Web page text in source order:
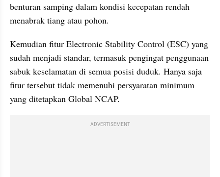
benturan samping dalam kondisi kecepatan rendah
menabrak tiang atau pohon.
Kemudian fitur Electronic Stability Control (ESC) yang
sudah menjadi standar, termasuk pengingat penggunaan
sabuk keselamatan di semua posisi duduk. Hanya saja
fitur tersebut tidak memenuhi persyaratan minimum
yang ditetapkan Global NCAP.
ADVERTISEMENT